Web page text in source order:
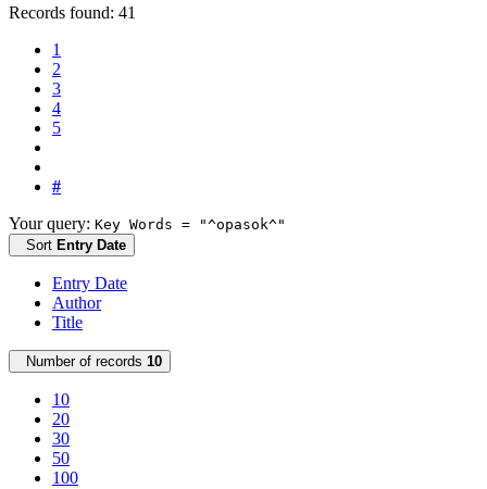
Records found: 41
1
2
3
4
5
#
Your query: Key Words = "^opasok^"
Sort Entry Date
Entry Date
Author
Title
Number of records 10
10
20
30
50
100